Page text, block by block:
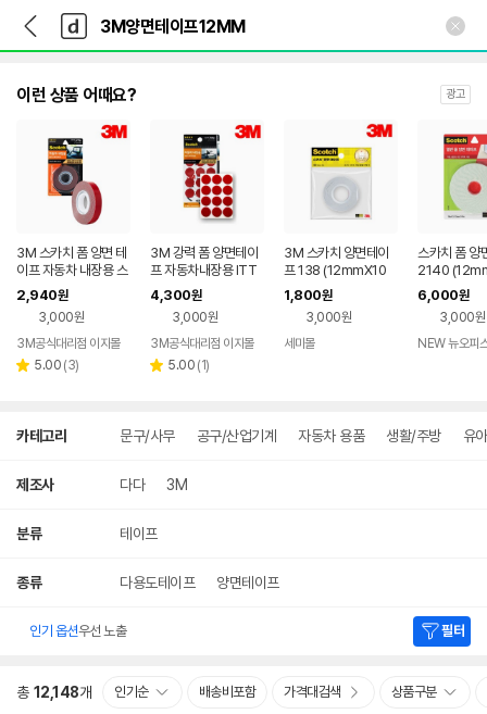
다
나
와
가
다
와
인
이런 상품 어때요? 광고
3M 스카치 폼 양면 테
이프 자동차 내장용 스
카 IT122 12mmX2
MX1.1mm
2,940원
3,000원
3M공식대리점 이지몰
별 5.00 리
(3)
3M 강력 폼 양면테이
프 자동차내장용 ITT
R20 12mmX2MX1.1
mm
4,300원
3,000원
3M공식대리점 이지몰
별 5.00 리
(1)
3M 스카치 양면테이
프 138 (12mmX10
M)
1,800원
3,000원
세미몰
스카치 폼 양
2140
6,000원
3,000원
NEW 뉴오피
카테고리 문구/사무 공구/산업기계 자동차 용품 생활/주방 유
제조사 다다 3M
분류 테이프
종류 다용도테이프 양면테이프
인기 옵션우선 노출 필터
총 12,148개 인기순 배송비포함 가격대검색 상품구분